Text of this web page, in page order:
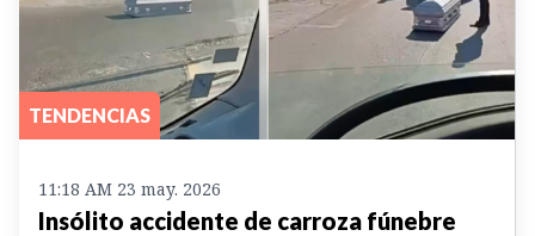
TENDENCIAS
11:18 AM 23 may. 2026
Insólito accidente de carroza fúnebre